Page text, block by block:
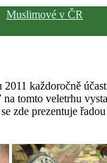
Muslimové v ČR
každoročně
tomto veletrhu
zde prezentuje